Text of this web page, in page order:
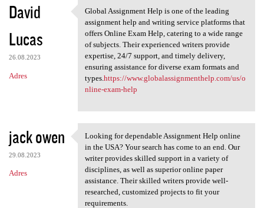
David
Lucas
26.08.2023
Adres
Global Assignment Help is one
Global Assignment Help is one of the leading
assignment help and writing service platforms that
offers Online Exam Help, catering to a wide range
of subjects. Their experienced writers provide
expertise, 24/7 support, and timely delivery,
ensuring assistance for diverse exam formats and
types.https://www.globalassignmenthelp.com/us/o
nline-exam-help
jack owen
29.08.2023
Adres
Looking for dependable
Looking for dependable Assignment Help online
in the USA? Your search has come to an end. Our
writer provides skilled support in a variety of
disciplines, as well as superior online paper
assistance. Their skilled writers provide well-
researched, customized projects to fit your
requirements.